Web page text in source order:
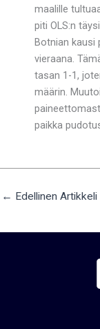
maalille
piti OLS:n
Botnian kausi
vieraana.
tasan 1-1,
määrin.
paikka
← Edellinen Artikkeli